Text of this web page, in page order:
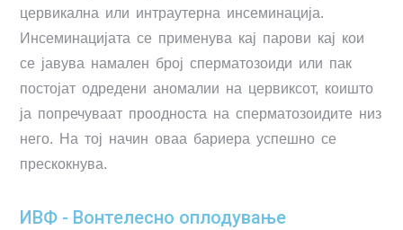
цервикална или интраутерна инсеминација.
Инсеминацијата се применува кај парови кај кои
се јавува намален број сперматозоиди или пак
постојат одредени аномалии на цервиксот, коишто
ја попречуваат проодноста на сперматозоидите низ
него. На тој начин оваа бариера успешно се
прескокнува.
ИВФ - Вонтелесно оплодување